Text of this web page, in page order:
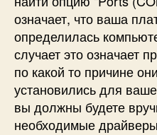
означает, что ваша
определилась
случает это означает
по какой то причине
установились для
вы должны будете
необходимые